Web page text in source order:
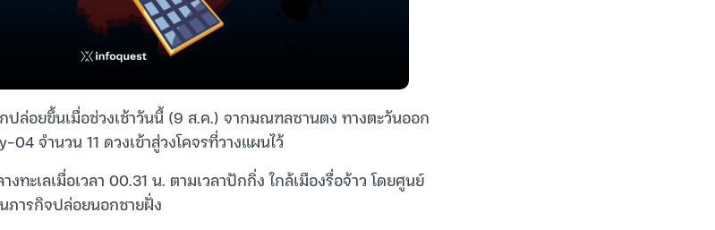
ล่อยขึ้นเมื่อช่วงเช้าวันนี้ (9 ส.ค.) จากมณฑลซานตง ทางตะวันออก
จำนวน 11 ดวงเข้าสู่วงโคจรที่วางแผนไว้
ทะเลเมื่อเวลา 00.31 น. ตามเวลาปักกิ่ง ใกล้เมืองรื่อจ้าว โดยศูนย์
ภารกิจปล่อยนอกชายฝั่ง